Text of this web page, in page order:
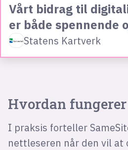
Vårt bidrag til
er både spennende
Statens Kartverk
Hvordan fungerer
I praksis forteller
nettleseren når den vil at